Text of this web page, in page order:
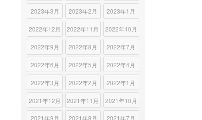
2023年3月 2023年2月 2023年1月
2022年12月 2022年11月 2022年10月
2022年9月 2022年8月 2022年7月
2022年6月 2022年5月 2022年4月
2022年3月 2022年2月 2022年1月
2021年12月 2021年11月 2021年10月
2021年9月 2021年8月 2021年7月